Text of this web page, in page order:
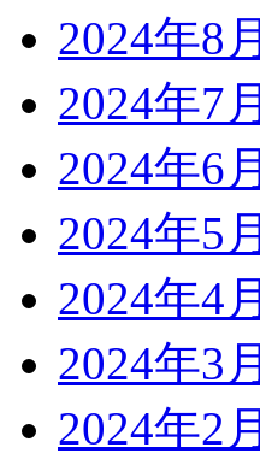
2024年8月
2024年7月
2024年6月
2024年5月
2024年4月
2024年3月
2024年2月